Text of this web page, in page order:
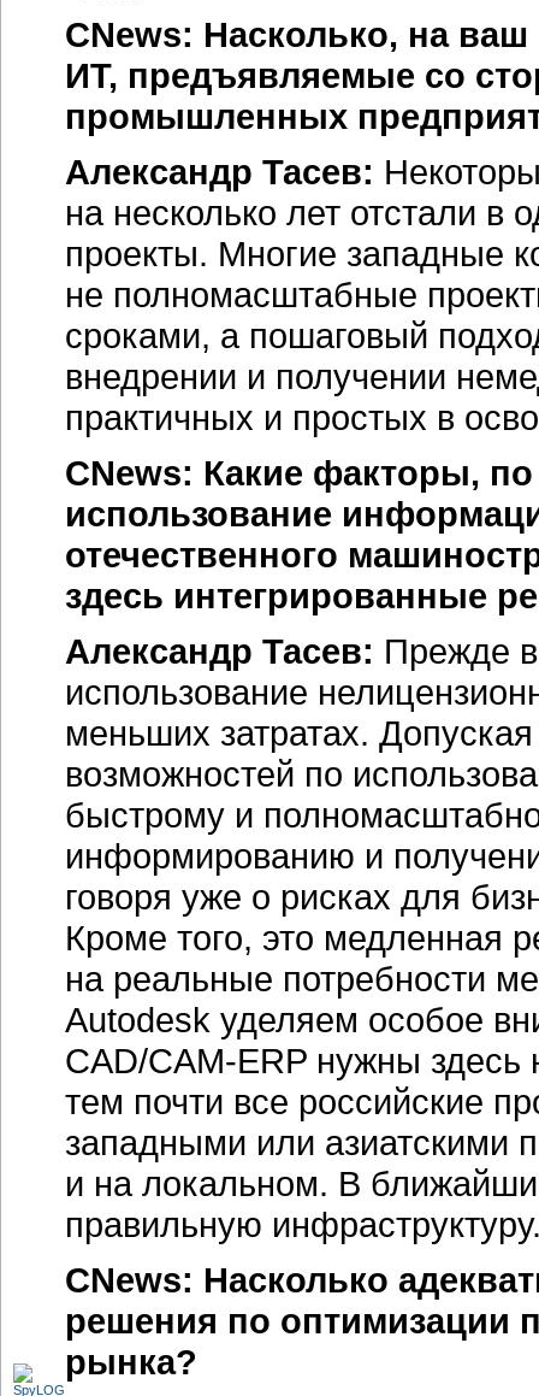
CNews: Насколько, на ваш
ИТ, предъявляемые со
промышленных
Александр Тасев:
на несколько лет отстали
проекты. Многие западные
не полномасштабные
сроками, а пошаговый
внедрении и получении
практичных и простых в
CNews: Какие факторы,
использование
отечественного
здесь интегрированные
Александр Тасев: Прежде
использование
меньших затратах.
возможностей по
быстрому и
информированию и
говоря уже о рисках для
Кроме того, это медленная
на реальные потребности
Autodesk уделяем особое
CAD/CAM-ERP нужны
тем почти все российские
западными или азиатскими
и на локальном. В
правильную
CNews: Насколько
решения по оптимизации
рынка?